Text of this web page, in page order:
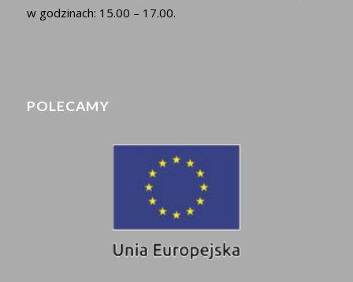
w godzinach: 15.00 – 17.00.
POLECAMY